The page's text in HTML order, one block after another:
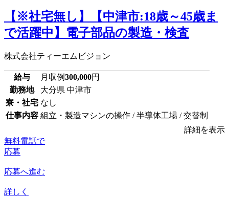
【※社宅無し】【中津市:18歳～45歳ま
で活躍中】電子部品の製造・検査
株式会社ティーエムビジョン
給与 月収例300,000円
勤務地
大分県 中津市
寮・社宅 なし
仕事内容 組立・製造マシンの操作 / 半導体工場 / 交替制
詳細を表示
無料電話で
応募
応募へ進む
詳しく